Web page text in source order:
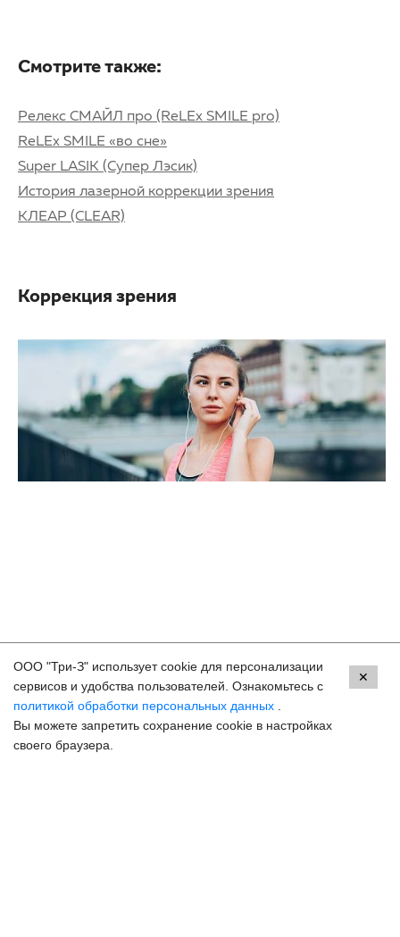
Задать вопрос
Смотрите также:
Релекс СМАЙЛ про (ReLEx SMILE pro)
ReLEx SMILE «во сне»
Super LASIK (Супер Лэсик)
История лазерной коррекции зрения
КЛЕАР (CLEAR)
Коррекция зрения
Контакты
Махачкала, пр.Имама Шамиля, д.24 а/1
8 (800) 250-33-30
ООО "Три-З" использует cookie для персонализации
сервисов и удобства пользователей. Ознакомьтесь с
политикой обработки персональных данных
Вы можете запретить сохранение cookie в настройках
своего браузера.
✕